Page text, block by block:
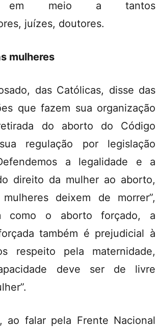
em meio a tantos
juízes, doutores.
mulheres
das Católicas, disse das
que fazem sua organização
do aborto do Código
regulação por legislação
a legalidade e a
direito da mulher ao aborto,
deixem de morrer”,
como o aborto forçado, a
também é prejudicial à
respeito pela maternidade,
deve ser de livre
ao falar pela Frente Nacional